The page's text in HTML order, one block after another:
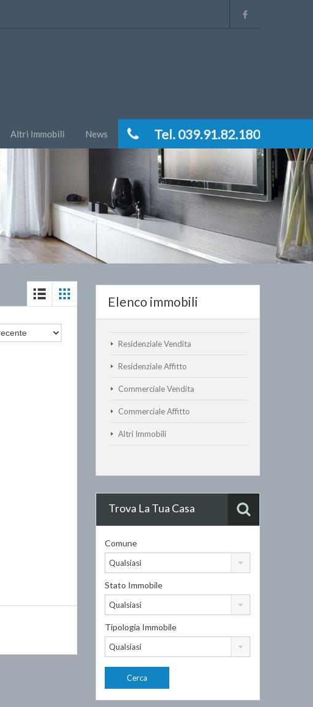
Tel. 039.91.82.180
Altri Immobili News
Elenco immobili
Residenziale Vendita
Residenziale Affitto
Commerciale Vendita
Commerciale Affitto
Altri Immobili
Trova La Tua Casa
Comune
Qualsiasi
Stato Immobile
Qualsiasi
Tipologia Immobile
Qualsiasi